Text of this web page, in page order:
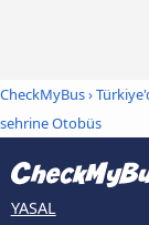
CheckMyBus›
sehrine Otobüs
YASAL